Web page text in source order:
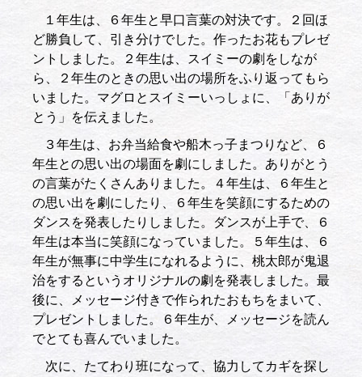
１年生は、６年生と早口言葉の対決です。２回ほ
ど勝負して、引き分けでした。作ったお花もプレゼ
ントしました。２年生は、スイミーの劇をしなが
ら、２年生のときの思い出の場所をふり返ってもら
いました。マグロとスイミーいっしょに、「ありが
とう」を伝えました。
３年生は、お弁当給食や船木っ子まつりなど、６
年生との思い出の場面を劇にしました。ありがとう
の言葉がたくさんありました。４年生は、６年生と
の思い出を劇にしたり、６年生を笑顔にするための
ダンスを発表したりしました。ダンスが上手で、６
年生は本当に笑顔になっていました。５年生は、６
年生が無事に中学生になれるように、桃太郎が鬼退
治をするというオリジナルの劇を発表しました。最
後に、メッセージ付きで作られたおもちをまいて、
プレゼントしました。６年生が、メッセージを読ん
でとても喜んでいました。
次に、たてわり班になって、協力してカギを探し